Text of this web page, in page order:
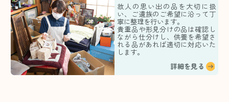
故人の思い出の品を大切に扱
い、ご遺族のご希望に沿って丁
寧に整理を行います。
貴重品や形見分けの品は確認し
ながら仕分けし、供養を希望さ
れる品があれば適切に対応いた
します。
詳細を見る